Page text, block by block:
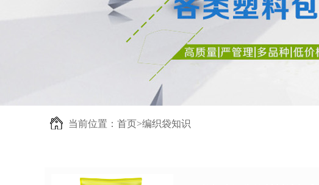
当前位置： 首页>编织袋知识